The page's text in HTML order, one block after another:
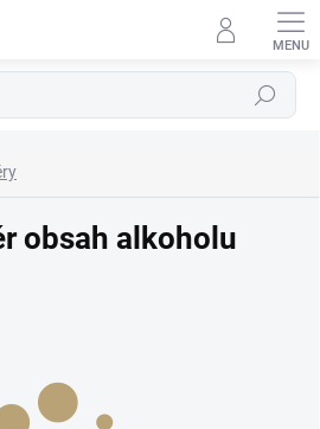
Hledat
obsah alkoholu